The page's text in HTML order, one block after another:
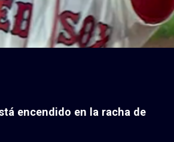
encendido en la racha de